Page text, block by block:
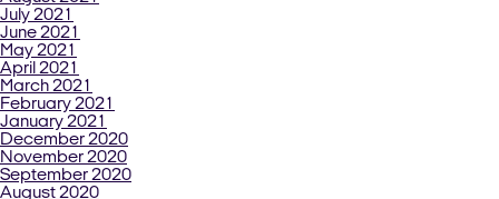
July 2021
June 2021
May 2021
April 2021
March 2021
February 2021
January 2021
December 2020
November 2020
September 2020
August 2020